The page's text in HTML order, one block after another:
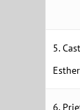
5.
Esther
6.